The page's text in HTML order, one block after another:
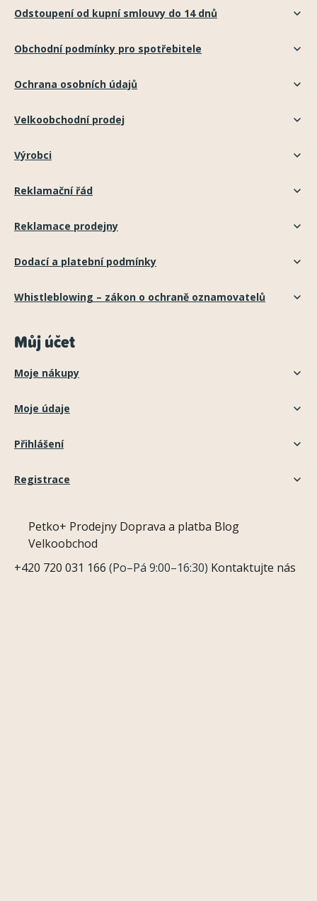
Odstoupení od kupní smlouvy do 14 dnů
Obchodní podmínky pro spotřebitele
Ochrana osobních údajů
Velkoobchodní prodej
Výrobci
Reklamační řád
Reklamace prodejny
Dodací a platební podmínky
Whistleblowing – zákon o ochraně oznamovatelů
Můj účet
Moje nákupy
Moje údaje
Přihlášení
Registrace
Petko+ Prodejny Doprava a platba Blog
Velkoobchod
+420 720 031 166 (Po–Pá 9:00–16:30) Kontaktujte nás